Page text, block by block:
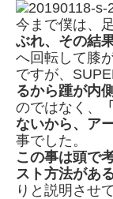
今まで僕は、
ぶれ、その結
へ回転して膝
ですが、
るから踵が内
のではなく、
ないから、ア
事でした。
この事は頭で
スト方法があ
りと説明させ